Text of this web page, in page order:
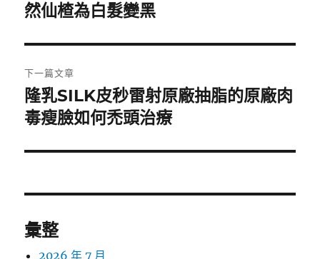
導
覽
一
文
章:
然仙楂為白髮變黑
下一篇文章
下
一
文
隆乳SILK皮秒雷射原廠抽脂的原廠肉
毒瘦臉如何禿頭治療
彙整
2026 年 7 月